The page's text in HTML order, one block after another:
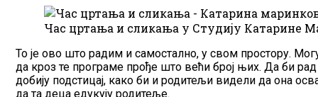
Час цртања и сликања у Студију Катарине
То је ово што радим и самостално, у свом простору.
да кроз те програме прође што већи број њих. Да би
добију подстицај, како би и родитељи видели да она
да та деца едукују родитеље.